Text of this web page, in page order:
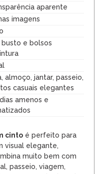
aparente
imagens
busto e bolsos
almoço, jantar, passeio,
casuais elegantes
amenos e
cinto é perfeito para
visual elegante,
muito bem com
passeio, viagem,